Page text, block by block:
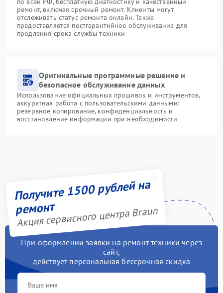
ремонт, включая срочный ремонт. Клиенты могут
отслеживать статус ремонта онлайн. Также
предоставляется постгарантийное обслуживание для
продления срока службы техники
Оригинальные программные решение и
безопасное обслуживание данных
Использование официальных прошивок и инструментов,
аккуратная работа с пользовательскими данными:
резервное копирование, конфиденциальность и
восстановление информации при необходимости
Получите 1500 рублей на
ремонт
Акция сервисного центра Braun
При оформлении заявки на ремонт техники через
сайт,
действует персональная бессрочная скидка